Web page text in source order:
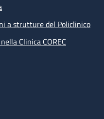
a strutture del Policlinico
Clinica COREC